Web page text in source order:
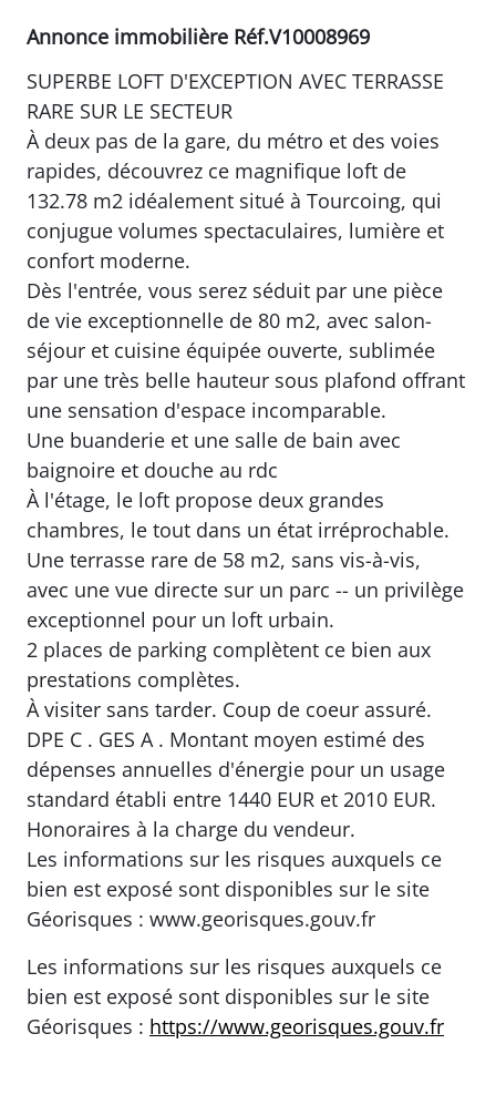
Annonce immobilière Réf.V10008969
SUPERBE LOFT D'EXCEPTION AVEC TERRASSE
RARE SUR LE SECTEUR
À deux pas de la gare, du métro et des voies
rapides, découvrez ce magnifique loft de
132.78 m2 idéalement situé à Tourcoing, qui
conjugue volumes spectaculaires, lumière et
confort moderne.
Dès l'entrée, vous serez séduit par une pièce
de vie exceptionnelle de 80 m2, avec salon-
séjour et cuisine équipée ouverte, sublimée
par une très belle hauteur sous plafond offrant
une sensation d'espace incomparable.
Une buanderie et une salle de bain avec
baignoire et douche au rdc
À l'étage, le loft propose deux grandes
chambres, le tout dans un état irréprochable.
Une terrasse rare de 58 m2, sans vis-à-vis,
avec une vue directe sur un parc -- un privilège
exceptionnel pour un loft urbain.
2 places de parking complètent ce bien aux
prestations complètes.
À visiter sans tarder. Coup de coeur assuré.
DPE C . GES A . Montant moyen estimé des
dépenses annuelles d'énergie pour un usage
standard établi entre 1440 EUR et 2010 EUR.
Honoraires à la charge du vendeur.
Les informations sur les risques auxquels ce
bien est exposé sont disponibles sur le site
Géorisques : www.georisques.gouv.fr
Les informations sur les risques auxquels ce
bien est exposé sont disponibles sur le site
Géorisques : https://www.georisques.gouv.fr